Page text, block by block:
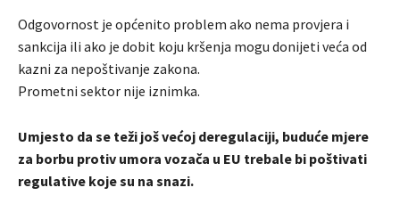
Odgovornost je općenito problem ako nema provjera i
sankcija ili ako je dobit koju kršenja mogu donijeti veća od
kazni za nepoštivanje zakona.
Prometni sektor nije iznimka.
Umjesto da se teži još većoj deregulaciji, buduće mjere
za borbu protiv umora vozača u EU trebale bi poštivati
regulative koje su na snazi.